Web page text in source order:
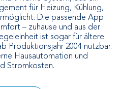
für Heizung, Kühlung,
Die passende App
– zuhause und aus der
ist sogar für ältere
Produktionsjahr 2004 nutzbar.
Hausautomation und
Stromkosten.